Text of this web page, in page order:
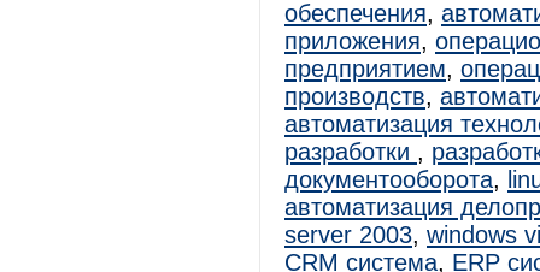
обеспечения,
приложения,
предприятием,
производств,
автоматизация
разработки ,
документооборота,
автоматизация
server 2003, windows
CRM система, ERP